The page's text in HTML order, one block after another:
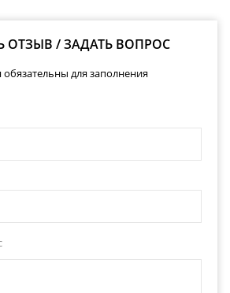
ОТЗЫВ / ЗАДАТЬ ВОПРОС
обязательны для заполнения